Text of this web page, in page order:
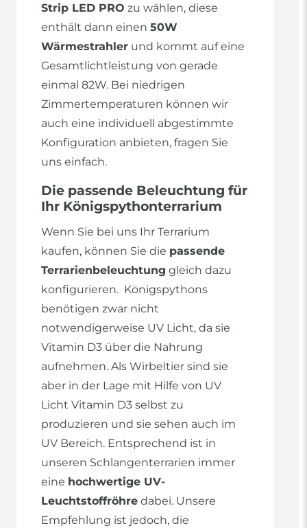
Strip LED PRO zu wählen, diese
enthält dann einen 50W
Wärmestrahler und kommt auf eine
Gesamtlichtleistung von gerade
einmal 82W. Bei niedrigen
Zimmertemperaturen können wir
auch eine individuell abgestimmte
Konfiguration anbieten, fragen Sie
uns einfach.
Die passende Beleuchtung für
Ihr Königspythonterrarium
Wenn Sie bei uns Ihr Terrarium
kaufen, können Sie die passende
Terrarienbeleuchtung gleich dazu
konfigurieren. Königspythons
benötigen zwar nicht
notwendigerweise UV Licht, da sie
Vitamin D3 über die Nahrung
aufnehmen. Als Wirbeltier sind sie
aber in der Lage mit Hilfe von UV
Licht Vitamin D3 selbst zu
produzieren und sie sehen auch im
UV Bereich. Entsprechend ist in
unseren Schlangenterrarien immer
eine hochwertige UV-
Leuchtstoffröhre dabei. Unsere
Empfehlung ist jedoch, die